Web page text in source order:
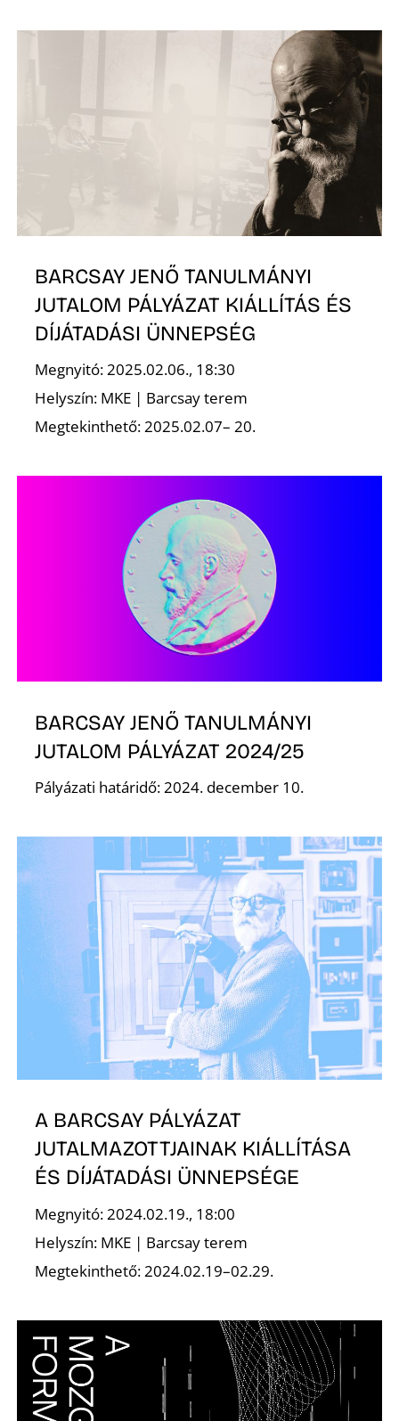
BARCSAY JENŐ TANULMÁNYI
JUTALOM PÁLYÁZAT KIÁLLÍTÁS ÉS
DÍJÁTADÁSI ÜNNEPSÉG
Megnyitó: 2025.02.06., 18:30
Helyszín: MKE | Barcsay terem
Megtekinthető: 2025.02.07– 20.
BARCSAY JENŐ TANULMÁNYI
JUTALOM PÁLYÁZAT 2024/25
Pályázati határidő: 2024. december 10.
A BARCSAY PÁLYÁZAT
JUTALMAZOTTJAINAK KIÁLLÍTÁSA
ÉS DÍJÁTADÁSI ÜNNEPSÉGE
Megnyitó: 2024.02.19., 18:00
Helyszín: MKE | Barcsay terem
Megtekinthető: 2024.02.19–02.29.